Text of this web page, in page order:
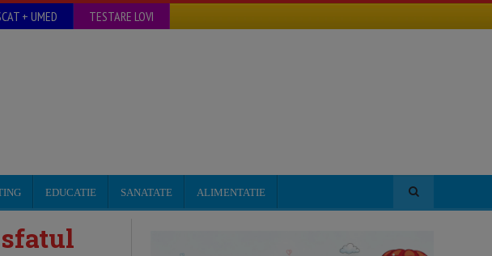
+ UMED TESTARE LOVI
EDUCATIE SANATATE ALIMENTATIE